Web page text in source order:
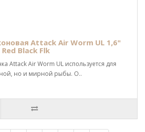
Attack Air Worm UL 1,6"
Black Flk
Attack Air Worm UL используется для
но и мирной рыбы. О..